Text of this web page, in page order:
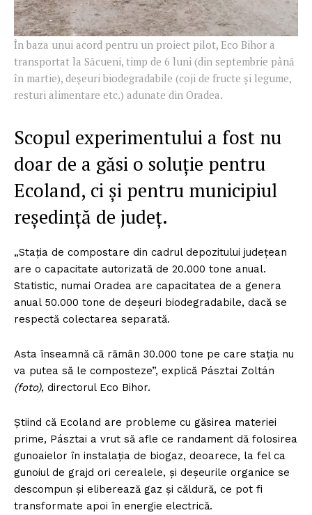
În baza unui acord pentru un proiect pilot, Eco Bihor a
transportat la Săcueni, timp de 6 luni (din septembrie până
în martie), deșeuri biodegradabile (coji de fructe și legume,
resturi alimentare etc.) adunate din Oradea.
Scopul experimentului a fost nu
doar de a găsi o soluție pentru
Ecoland, ci și pentru municipiul
reședință de județ.
„Stația de compostare din cadrul depozitului județean
are o capacitate autorizată de 20.000 tone anual.
Statistic, numai Oradea are capacitatea de a genera
anual 50.000 tone de deșeuri biodegradabile, dacă se
respectă colectarea separată.
Asta înseamnă că rămân 30.000 tone pe care stația nu
va putea să le composteze”, explică Pásztai Zoltán
(foto), directorul Eco Bihor.
Știind că Ecoland are probleme cu găsirea materiei
prime, Pásztai a vrut să afle ce randament dă folosirea
gunoaielor în instalația de biogaz, deoarece, la fel ca
gunoiul de grajd ori cerealele, și deșeurile organice se
descompun și eliberează gaz și căldură, ce pot fi
transformate apoi în energie electrică.